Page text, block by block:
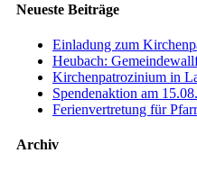
Neueste Beiträge
Einladung zum
Heubach:
Kirchenpatrozinium in
Spendenaktion am
Ferienvertretung für
Archiv